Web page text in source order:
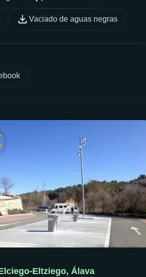
Vaciado de aguas negras
Eltziego, Álava